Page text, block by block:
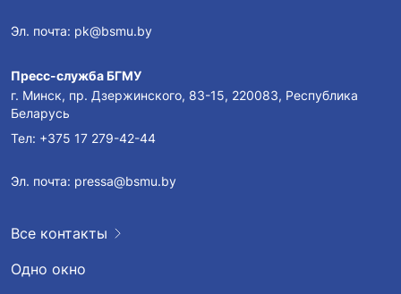
Эл. почта: pk@bsmu.by
Пресс-служба БГМУ
г. Минск, пр. Дзержинского, 83-15, 220083, Республика
Беларусь
Тел: +375 17 279-42-44
Эл. почта: pressa@bsmu.by
Все контакты
Одно окно